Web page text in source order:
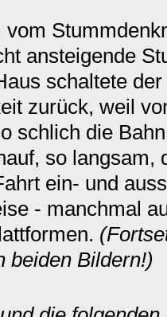
vom
ansteigende
schaltete
zurück, weil
schlich die
so langsam,
ein- und
- manchmal
beiden Bildern!)